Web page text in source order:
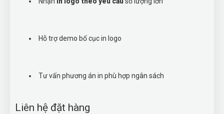
Hỗ trợ demo bố cục in logo
Tư vấn phương án in phù hợp ngân sách
Liên hệ đặt hàng